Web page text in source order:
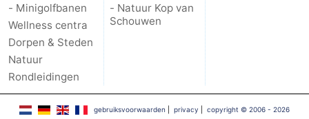
- Minigolfbanen
Wellness centra
Dorpen & Steden
Natuur
Rondleidingen
- Natuur Kop van
Schouwen
gebruiksvoorwaarden |privacy |copyright © 2006 - 2026